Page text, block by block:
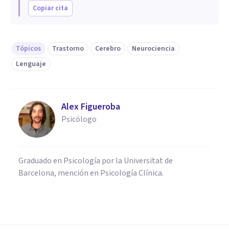
Copiar cita
Tópicos Trastorno Cerebro
Neurociencia
Lenguaje
Alex Figueroba
Psicólogo
Graduado en Psicología por la Universitat de
Barcelona, mención en Psicología Clínica.